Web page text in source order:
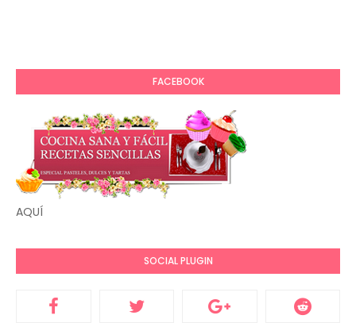
FACEBOOK
AQUÍ
SOCIAL PLUGIN